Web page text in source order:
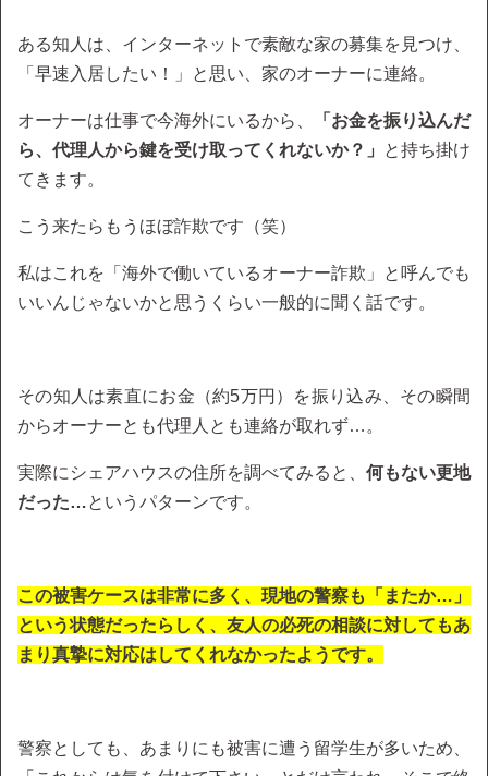
ある知人は、インターネットで素敵な家の募集を見つけ、
「早速入居したい！」と思い、家のオーナーに連絡。
オーナーは仕事で今海外にいるから、
「お金を振り込んだ
ら、代理人から鍵を受け取ってくれないか？」
と持ち掛け
てきます。
こう来たらもうほぼ詐欺です（笑）
私はこれを「海外で働いているオーナー詐欺」と呼んでも
いいんじゃないかと思うくらい一般的に聞く話です。
その知人は素直にお金（約5万円）を振り込み、その瞬間
からオーナーとも代理人とも連絡が取れず…。
実際にシェアハウスの住所を調べてみると、 何もない更地
だった…というパターンです。
この被害ケースは非常に多く、現地の警察も「またか…」
という状態だったらしく、友人の必死の相談に対してもあ
まり真摯に対応はしてくれなかったようです。
警察としても、あまりにも被害に遭う留学生が多いため、